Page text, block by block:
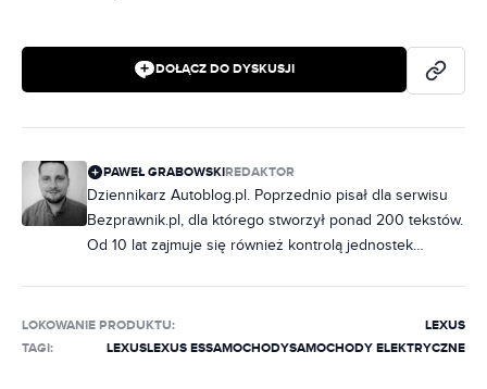
DOŁĄCZ DO DYSKUSJI
PAWEŁ GRABOWSKIREDAKTOR
Dziennikarz Autoblog.pl. Poprzednio pisał dla serwisu
Bezprawnik.pl, dla którego stworzył ponad 200 tekstów.
Od 10 lat zajmuje się również kontrolą jednostek
październiku 2020 r. Specjalizuje się w zdjęciach
szpiegowskich, wizualizacjach, modelach marki BMW
LOKOWANIE PRODUKTU:
LEXUS
TAGI:
LEXUSLEXUS ESSAMOCHODYSAMOCHODY ELEKTRYCZNE